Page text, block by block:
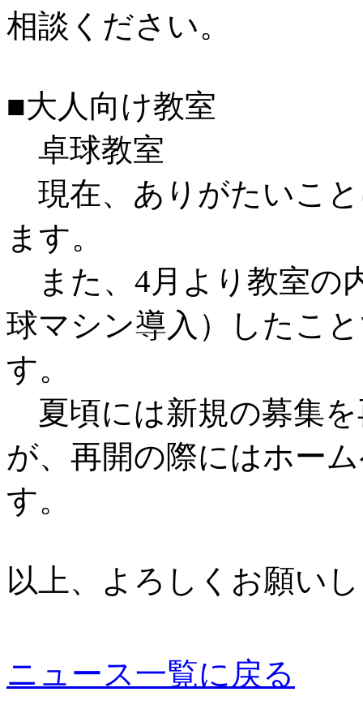
相談ください。
■大人向け教室
卓球教室
現在、ありがたいこ
ます。
また、4月より教室の
球マシン導入）したこ
す。
夏頃には新規の募集
が、再開の際にはホー
す。
以上、よろしくお願い
ニュース一覧に戻る